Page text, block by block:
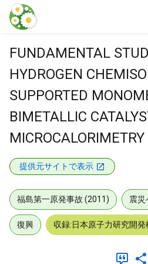
本文に飛ぶ
FUNDAMENTAL
HYDROGEN
SUPPORTED
BIMETALLIC
提供元サイトで表示
福島第一原発事故 (2011) 震災
復興 収録:日本原子力研究開